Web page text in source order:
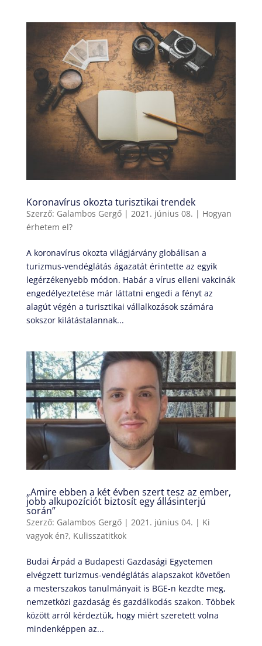
Koronavírus okozta turisztikai trendek
Szerző: Galambos Gergő| 2021. június 08. | Hogyan
érhetem el?
A koronavírus okozta világjárvány globálisan a
turizmus-vendéglátás ágazatát érintette az egyik
legérzékenyebb módon. Habár a vírus elleni vakcinák
engedélyeztetése már láttatni engedi a fényt az
alagút végén a turisztikai vállalkozások számára
sokszor kilátástalannak...
„Amire ebben a két évben szert tesz az ember,
jobb alkupozíciót biztosít egy állásinterjú
során”
Szerző: Galambos Gergő| 2021. június 04. | Ki
vagyok én?, Kulisszatitkok
Budai Árpád a Budapesti Gazdasági Egyetemen
elvégzett turizmus-vendéglátás alapszakot követően
a mesterszakos tanulmányait is BGE-n kezdte meg,
nemzetközi gazdaság és gazdálkodás szakon. Többek
között arról kérdeztük, hogy miért szeretett volna
mindenképpen az...